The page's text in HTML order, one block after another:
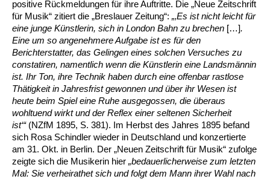
positive Rückmeldungen für ihre Auftritte. Die „Neue Zeitschrift
für Musik“ zitiert die „Breslauer Zeitung“: „‚Es ist nicht leicht für
eine junge Künstlerin, sich in London Bahn zu brechen […].
Eine um so angenehmere Aufgabe ist es für den
Berichterstatter, das Gelingen eines solchen Versuches zu
constatiren, namentlich wenn die Künstlerin eine Landsmännin
ist. Ihr Ton, ihre Technik haben durch eine offenbar rastlose
Thätigkeit in Jahresfrist gewonnen und über ihr Wesen ist
heute beim Spiel eine Ruhe ausgegossen, die überaus
wohltuend wirkt und der Reflex einer seltenen Sicherheit
ist‘“(NZfM 1895, S. 381). Im Herbst des Jahres 1895 befand
sich Rosa Schindler wieder in Deutschland und konzertierte
am 31. Okt. in Berlin. Der „Neuen Zeitschrift für Musik“ zufolge
zeigte sich die Musikerin hier „bedauerlicherweise zum letzten
Mal: Sie verheirathet sich und folgt dem Mann ihrer Wahl nach